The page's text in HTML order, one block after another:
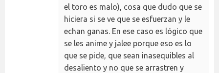
el toro es malo), cosa que dudo que se
hiciera si se ve que se esfuerzan y le
echan ganas. En ese caso es lógico que
se les anime y jalee porque eso es lo
que se pide, que sean inasequibles al
desaliento y no que se arrastren y